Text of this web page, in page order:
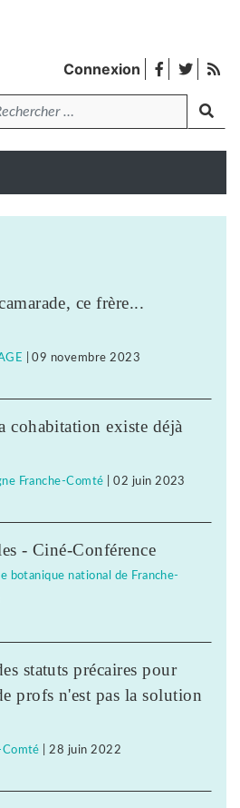
Connexion facebook
twitter
ce frère...
|09 novembre 2023
cohabitation existe déjà
Franche-Comté |02 juin 2023
- Ciné-Conférence
botanique national de Franche-
statuts précaires pour
profs n'est pas la solution
Comté 28 juin 2022